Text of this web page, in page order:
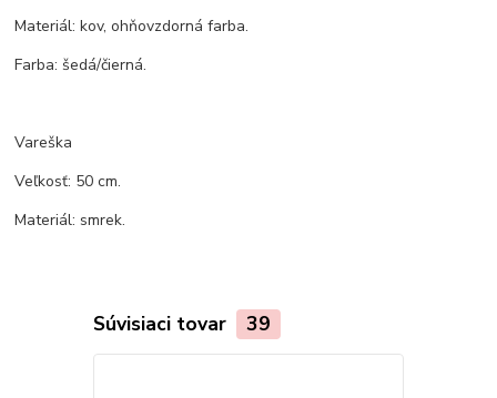
Materiál: kov, ohňovzdorná farba.
Farba: šedá/čierná.
Vareška
Veľkosť: 50 cm.
Materiál: smrek.
Súvisiaci tovar 39